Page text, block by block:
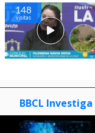
148
visitas
BBCL Investiga